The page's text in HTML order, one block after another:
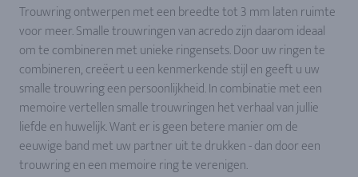
Trouwring ontwerpen met een breedte tot 3 mm laten ruimte
voor meer. Smalle trouwringen van acredo zijn daarom ideaal
om te combineren met unieke ringensets. Door uw ringen te
combineren, creëert u een kenmerkende stijl en geeft u uw
smalle trouwring een persoonlijkheid. In combinatie met een
memoire vertellen smalle trouwringen het verhaal van jullie
liefde en huwelijk. Want er is geen betere manier om de
eeuwige band met uw partner uit te drukken - dan door een
trouwring en een memoire ring te verenigen.